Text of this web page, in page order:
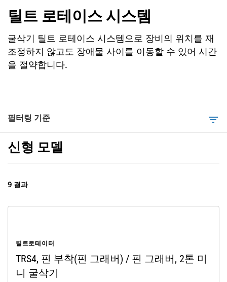
틸트 로테이스 시스템
굴삭기 틸트 로테이스 시스템으로 장비의 위치를 재
조정하지 않고도 장애물 사이를 이동할 수 있어 시간
을 절약합니다.
필터링 기준 filter_list
신형 모델
9 결과
틸트로테이터
TRS4, 핀 부착(핀 그래버) / 핀 그래버, 2톤 미
니 굴삭기